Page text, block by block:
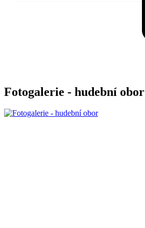
Fotogalerie - hudební obor